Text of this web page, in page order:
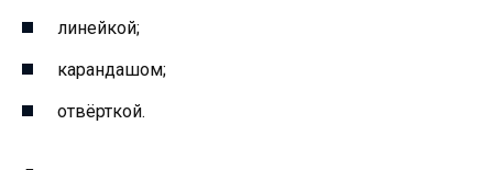
линейкой;
карандашом;
отвёрткой.